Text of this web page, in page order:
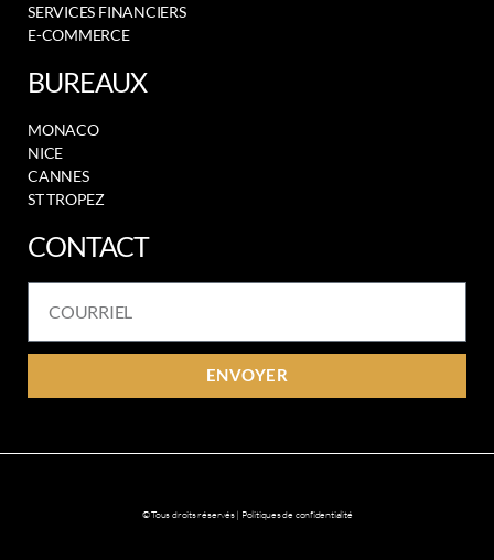
SERVICES FINANCIERS
E-COMMERCE
BUREAUX
MONACO
NICE
CANNES
ST TROPEZ
CONTACT
ENVOYER
© Tous droits réservés | Politiques de confidentialité